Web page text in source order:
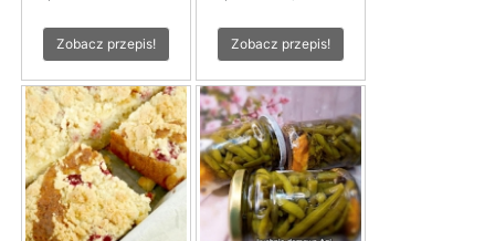
Zobacz przepis! Zobacz przepis!